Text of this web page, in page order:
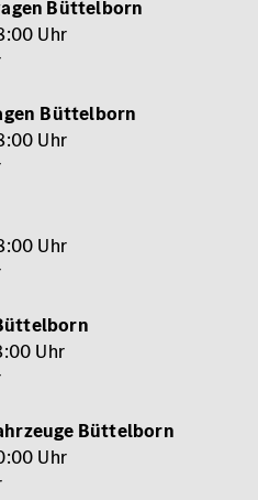
Büttelborn
Uhr
Büttelborn
Uhr
Uhr
Uhr
Büttelborn
Uhr